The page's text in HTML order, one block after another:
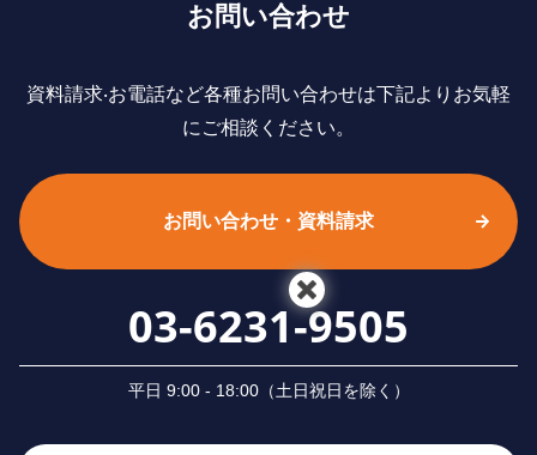
お問い合わせ
資料請求‧お電話など各種お問い合わせは下記よりお気軽
にご相談ください。
お問い合わせ・資料請求
03-6231-9505
平⽇ 9:00 - 18:00（⼟⽇祝⽇を除く）